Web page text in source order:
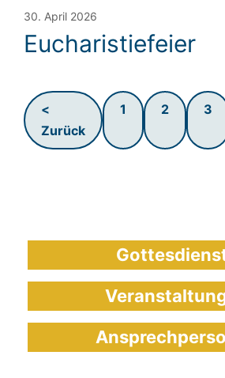
30. April 2026
Eucharistiefeier
<
Zurück
1 2 3